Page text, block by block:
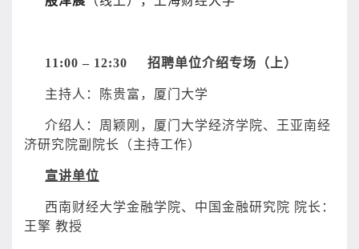
11:00 – 12:30 招聘单位介绍专场（上）
主持人：陈贵富，厦门大学
介绍人：周颖刚，厦门大学经济学院、王亚南经
济研究院副院长（主持工作）
宣讲单位
西南财经大学金融学院、中国金融研究院 院长：
王擎 教授